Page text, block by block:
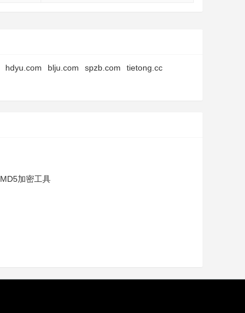
hdyu.com blju.com spzb.com
tietong.cc
MD5加密工具